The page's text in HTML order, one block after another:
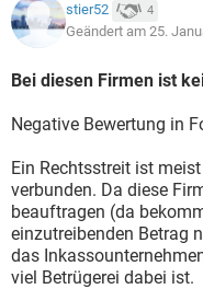
stier52 4
Geändert am 25.
Bei diesen Firmen ist
Negative Bewertung in
Ein Rechtsstreit ist
verbunden. Da diese
beauftragen (da
einzutreibenden Betrag
das
viel Betrügerei dabei ist.